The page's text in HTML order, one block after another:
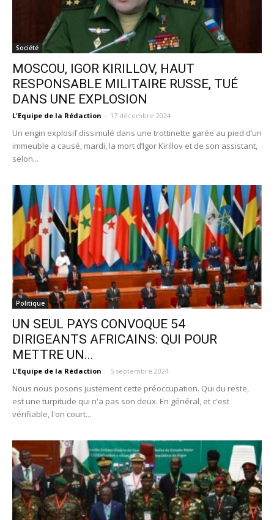
Société
MOSCOU, IGOR KIRILLOV, HAUT
RESPONSABLE MILITAIRE RUSSE, TUÉ
DANS UNE EXPLOSION
L'Equipe de la Rédaction - 17 décembre 2024
Un engin explosif dissimulé dans une trottinette garée au pied d’un
immeuble a causé, mardi, la mort d’Igor Kirillov et de son assistant,
selon...
Politique
UN SEUL PAYS CONVOQUE 54
DIRIGEANTS AFRICAINS: QUI POUR
METTRE UN...
L'Equipe de la Rédaction - 5 septembre 2024
Nous nous posons justement cette préoccupation. Qui du reste,
est une turpitude qui n'a pas son deux. En général, et c'est
vérifiable, l'on court...